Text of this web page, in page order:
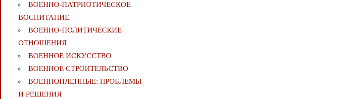
ВОЕННО-ПАТРИОТИЧЕСКОЕ
ВОСПИТАНИЕ
ВОЕННО-ПОЛИТИЧЕСКИE
ОТНОШЕНИЯ
ВОЕННОЕ ИСКУССТВО
ВОЕННОЕ СТРОИТЕЛЬСТВО
ВОЕННОПЛЕННЫЕ: ПРОБЛЕМЫ
И РЕШЕНИЯ